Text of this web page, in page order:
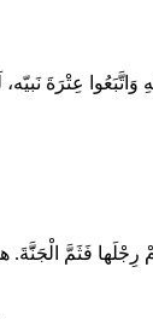
عِتْرَةَ
رِجْلَها فَثَمَّ